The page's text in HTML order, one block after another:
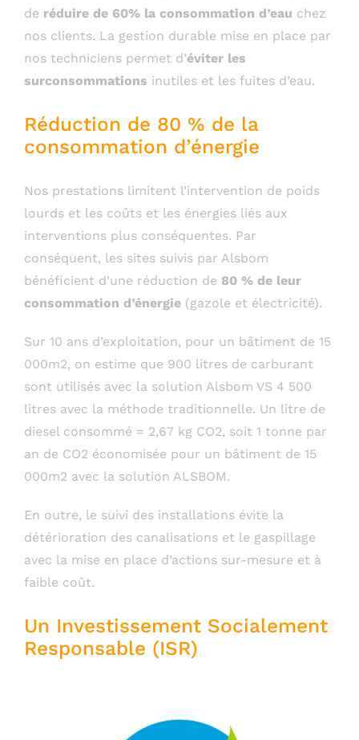
de réduire de 60% la consommation d’eau chez
nos clients. La gestion durable mise en place par
nos techniciens permet d’éviter les
surconsommations inutiles et les fuites d’eau.
Réduction de 80 % de la
consommation d’énergie
Nos prestations limitent l’intervention de poids
lourds et les coûts et les énergies liés aux
interventions plus conséquentes. Par
conséquent, les sites suivis par Alsbom
bénéficient d’une réduction de 80 % de leur
consommation d’énergie (gazole et électricité).
Sur 10 ans d’exploitation, pour un bâtiment de 15
000m2, on estime que 900 litres de carburant
sont utilisés avec la solution Alsbom VS 4 500
litres avec la méthode traditionnelle. Un litre de
diesel consommé = 2,67 kg CO2, soit 1 tonne par
an de CO2 économisée pour un bâtiment de 15
000m2 avec la solution ALSBOM.
En outre, le suivi des installations évite la
détérioration des canalisations et le gaspillage
avec la mise en place d’actions sur-mesure et à
faible coût.
Un Investissement Socialement
Responsable (ISR)